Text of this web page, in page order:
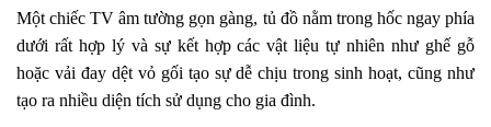
Một chiếc TV âm tường gọn gàng, tủ đồ nằm trong hốc ngay phía
dưới rất hợp lý và sự kết hợp các vật liệu tự nhiên như ghế gỗ
hoặc vải đay dệt vỏ gối tạo sự dễ chịu trong sinh hoạt, cũng như
tạo ra nhiều diện tích sử dụng cho gia đình.